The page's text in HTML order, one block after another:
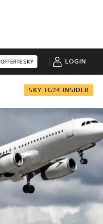
OFFERTE SKY LOGIN
SKY TG24 INSIDER